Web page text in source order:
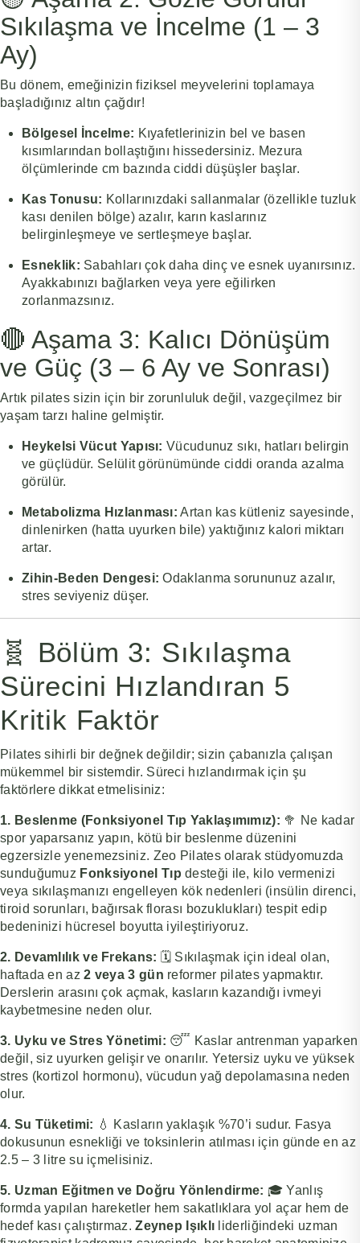
Sıkılaşma ve İncelme (1 – 3
Ay)
Bu dönem, emeğinizin fiziksel meyvelerini toplamaya
başladığınız altın çağdır!
Bölgesel İncelme: Kıyafetlerinizin bel ve basen
kısımlarından bollaştığını hissedersiniz. Mezura
ölçümlerinde cm bazında ciddi düşüşler başlar.
Kas Tonusu: Kollarınızdaki sallanmalar (özellikle tuzluk
kası denilen bölge) azalır, karın kaslarınız
belirginleşmeye ve sertleşmeye başlar.
Esneklik: Sabahları çok daha dinç ve esnek uyanırsınız.
Ayakkabınızı bağlarken veya yere eğilirken
zorlanmazsınız.
🔴 Aşama 3: Kalıcı Dönüşüm
ve Güç (3 – 6 Ay ve Sonrası)
Artık pilates sizin için bir zorunluluk değil, vazgeçilmez bir
yaşam tarzı haline gelmiştir.
Heykelsi Vücut Yapısı: Vücudunuz sıkı, hatları belirgin
ve güçlüdür. Selülit görünümünde ciddi oranda azalma
görülür.
Metabolizma Hızlanması: Artan kas kütleniz sayesinde,
dinlenirken (hatta uyurken bile) yaktığınız kalori miktarı
artar.
Zihin-Beden Dengesi: Odaklanma sorununuz azalır,
stres seviyeniz düşer.
🧬 Bölüm 3: Sıkılaşma
Sürecini Hızlandıran 5
Kritik Faktör
Pilates sihirli bir değnek değildir; sizin çabanızla çalışan
mükemmel bir sistemdir. Süreci hızlandırmak için şu
faktörlere dikkat etmelisiniz:
1. Beslenme (Fonksiyonel Tıp Yaklaşımımız): 🥦 Ne kadar
spor yaparsanız yapın, kötü bir beslenme düzenini
egzersizle yenemezsiniz. Zeo Pilates olarak stüdyomuzda
sunduğumuz Fonksiyonel Tıp desteği ile, kilo vermenizi
veya sıkılaşmanızı engelleyen kök nedenleri (insülin direnci,
tiroid sorunları, bağırsak florası bozuklukları) tespit edip
bedeninizi hücresel boyutta iyileştiriyoruz.
2. Devamlılık ve Frekans: 🗓️ Sıkılaşmak için ideal olan,
haftada en az2 veya 3 gün reformer pilates yapmaktır.
Derslerin arasını çok açmak, kasların kazandığı ivmeyi
kaybetmesine neden olur.
3. Uyku ve Stres Yönetimi: 😴 Kaslar antrenman yaparken
değil, siz uyurken gelişir ve onarılır. Yetersiz uyku ve yüksek
stres (kortizol hormonu), vücudun yağ depolamasına neden
olur.
4. Su Tüketimi: 💧 Kasların yaklaşık %70’i sudur. Fasya
dokusunun esnekliği ve toksinlerin atılması için günde en az
2.5 – 3 litre su içmelisiniz.
5. Uzman Eğitmen ve Doğru Yönlendirme: 🎓 Yanlış
formda yapılan hareketler hem sakatlıklara yol açar hem de
hedef kası çalıştırmaz.Zeynep Işıklı liderliğindeki uzman